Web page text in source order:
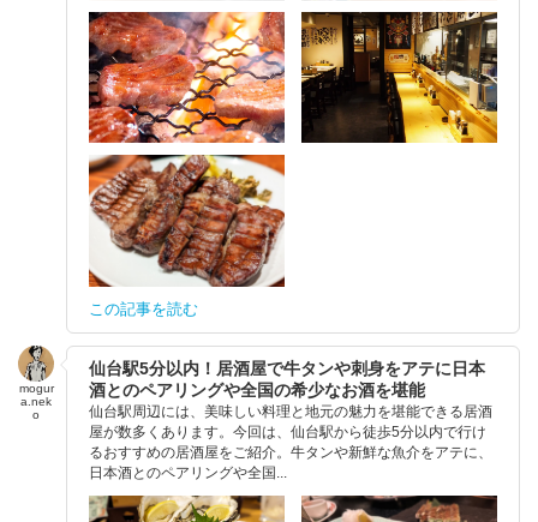
この記事を読む
mogur
a.nek
o
仙台駅5分以内！居酒屋で牛タンや刺身をアテに日本
酒とのペアリングや全国の希少なお酒を堪能
仙台駅周辺には、美味しい料理と地元の魅力を堪能できる居酒
屋が数多くあります。今回は、仙台駅から徒歩5分以内で行け
るおすすめの居酒屋をご紹介。牛タンや新鮮な魚介をアテに、
日本酒とのペアリングや全国...